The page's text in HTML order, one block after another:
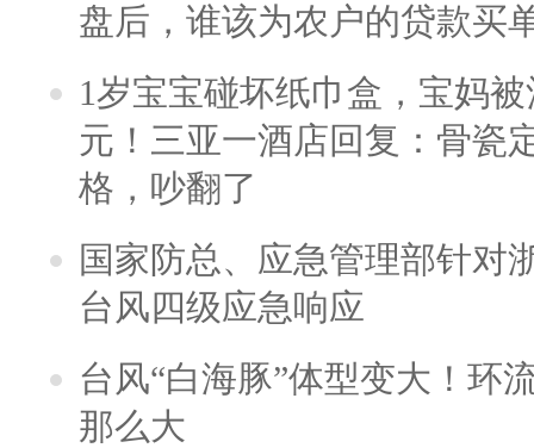
盘后，谁该为农户的贷款买
1岁宝宝碰坏纸巾盒，宝妈
元！三亚一酒店回复：骨瓷
格，吵翻了
国家防总、应急管理部针对
台风四级应急响应
台风“白海豚”体型变大！环
那么大